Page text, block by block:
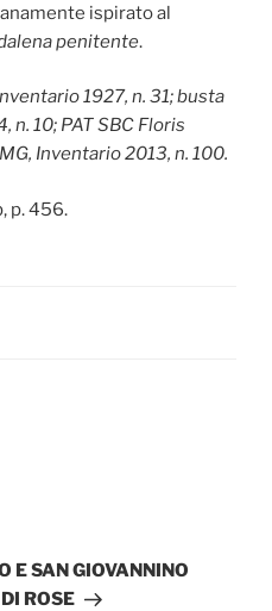
ispirato al
penitente.
1927, n. 31; busta
n. 10; PAT SBC Floris
Inventario 2013, n. 100.
p. 456.
E SAN GIOVANNINO
ROSE